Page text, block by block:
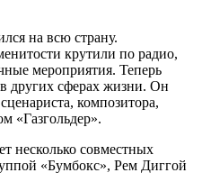
на всю страну.
крутили по радио,
мероприятия. Теперь
других сферах жизни. Он
композитора,
«Газгольдер».
несколько совместных
«Бумбокс», Рем Диггой